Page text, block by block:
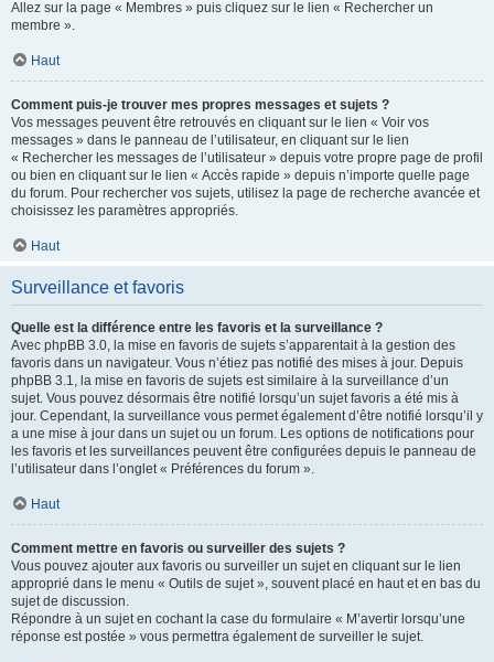
Allez sur la page « Membres » puis cliquez sur le lien « Rechercher un
membre ».
Haut
Comment puis-je trouver mes propres messages et sujets ?
Vos messages peuvent être retrouvés en cliquant sur le lien « Voir vos
messages » dans le panneau de l’utilisateur, en cliquant sur le lien
« Rechercher les messages de l’utilisateur » depuis votre propre page de profil
ou bien en cliquant sur le lien « Accès rapide » depuis n’importe quelle page
du forum. Pour rechercher vos sujets, utilisez la page de recherche avancée et
choisissez les paramètres appropriés.
Haut
Surveillance et favoris
Quelle est la différence entre les favoris et la surveillance ?
Avec phpBB 3.0, la mise en favoris de sujets s’apparentait à la gestion des
favoris dans un navigateur. Vous n’étiez pas notifié des mises à jour. Depuis
phpBB 3.1, la mise en favoris de sujets est similaire à la surveillance d’un
sujet. Vous pouvez désormais être notifié lorsqu’un sujet favoris a été mis à
jour. Cependant, la surveillance vous permet également d’être notifié lorsqu’il y
a une mise à jour dans un sujet ou un forum. Les options de notifications pour
les favoris et les surveillances peuvent être configurées depuis le panneau de
l’utilisateur dans l’onglet « Préférences du forum ».
Haut
Comment mettre en favoris ou surveiller des sujets ?
Vous pouvez ajouter aux favoris ou surveiller un sujet en cliquant sur le lien
approprié dans le menu « Outils de sujet », souvent placé en haut et en bas du
sujet de discussion.
Répondre à un sujet en cochant la case du formulaire « M’avertir lorsqu’une
réponse est postée » vous permettra également de surveiller le sujet.